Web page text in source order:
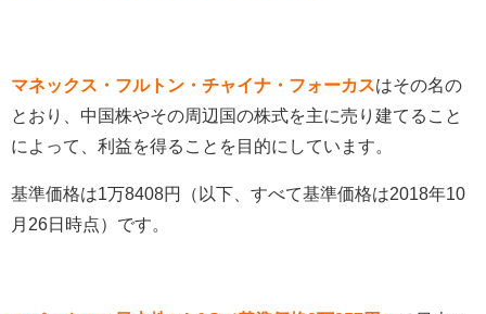
マネックス・フルトン・チャイナ・フォーカスはその名の
とおり、中国株やその周辺国の株式を主に売り建てること
によって、利益を得ることを目的にしています。
基準価格は1万8408円（以下、すべて基準価格は2018年10
月26日時点）です。